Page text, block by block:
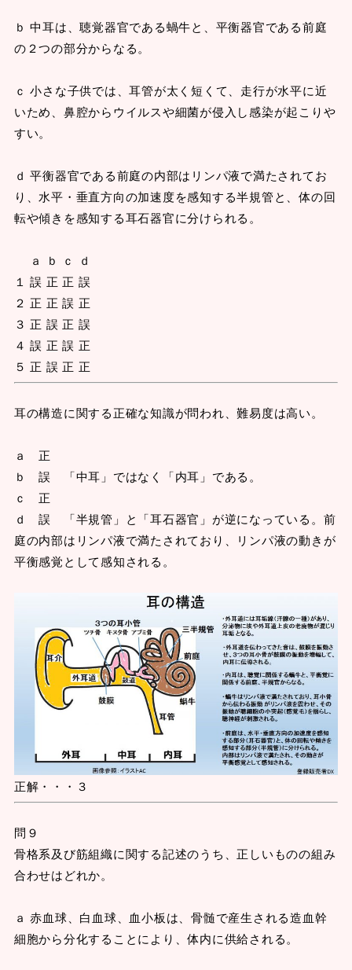
ｂ 中耳は、聴覚器官である蝸牛と、平衡器官である前庭
の２つの部分からなる。
ｃ 小さな子供では、耳管が太く短くて、走行が水平に近
いため、鼻腔からウイルスや細菌が侵入し感染が起こりや
すい。
ｄ 平衡器官である前庭の内部はリンパ液で満たされてお
り、水平・垂直方向の加速度を感知する半規管と、体の回
転や傾きを感知する耳石器官に分けられる。
ａ ｂ ｃ ｄ
１ 誤 正 正 誤
２ 正 正 誤 正
３ 正 誤 正 誤
４ 誤 正 誤 正
５ 正 誤 正 正
耳の構造に関する正確な知識が問われ、難易度は高い。
ａ 正
ｂ 誤 「中耳」ではなく「内耳」である。
ｃ 正
ｄ 誤 「半規管」と「耳石器官」が逆になっている。前
庭の内部はリンパ液で満たされており、リンパ液の動きが
平衡感覚として感知される。
正解・・・３
問９
骨格系及び筋組織に関する記述のうち、正しいものの組み
合わせはどれか。
ａ 赤血球、白血球、血小板は、骨髄で産生される造血幹
細胞から分化することにより、体内に供給される。